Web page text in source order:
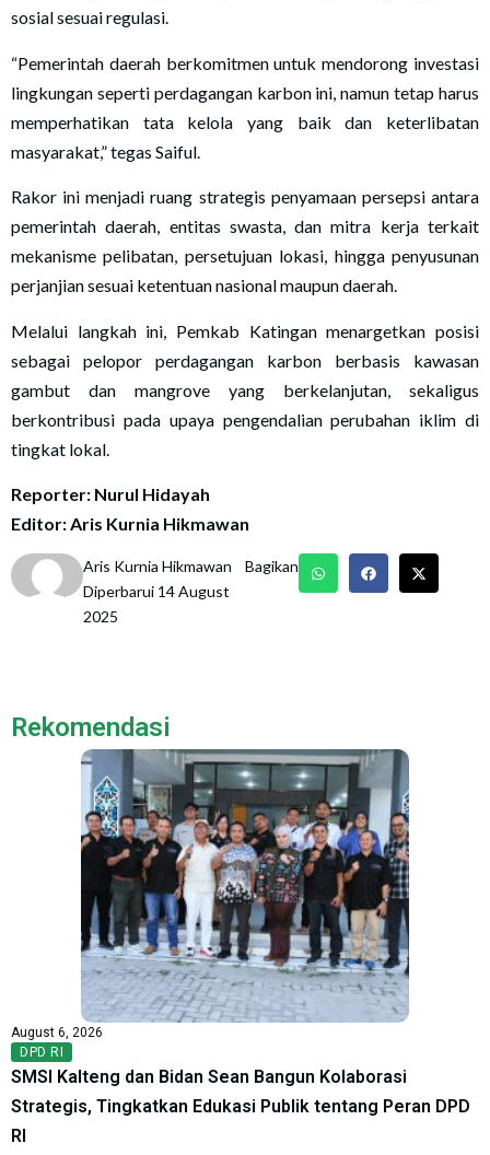
sosial sesuai regulasi.
“Pemerintah daerah berkomitmen untuk mendorong investasi
lingkungan seperti perdagangan karbon ini, namun tetap harus
memperhatikan tata kelola yang baik dan keterlibatan
masyarakat,” tegas Saiful.
Rakor ini menjadi ruang strategis penyamaan persepsi antara
pemerintah daerah, entitas swasta, dan mitra kerja terkait
mekanisme pelibatan, persetujuan lokasi, hingga penyusunan
perjanjian sesuai ketentuan nasional maupun daerah.
Melalui langkah ini, Pemkab Katingan menargetkan posisi
sebagai pelopor perdagangan karbon berbasis kawasan
gambut dan mangrove yang berkelanjutan, sekaligus
berkontribusi pada upaya pengendalian perubahan iklim di
tingkat lokal.
Reporter: Nurul Hidayah
Editor: Aris Kurnia Hikmawan
Aris Kurnia Hikmawan
Diperbarui 14 August
2025
Bagikan
Rekomendasi
August 6, 2026
DPD RI
SMSI Kalteng dan Bidan Sean Bangun Kolaborasi
Strategis, Tingkatkan Edukasi Publik tentang Peran DPD
RI